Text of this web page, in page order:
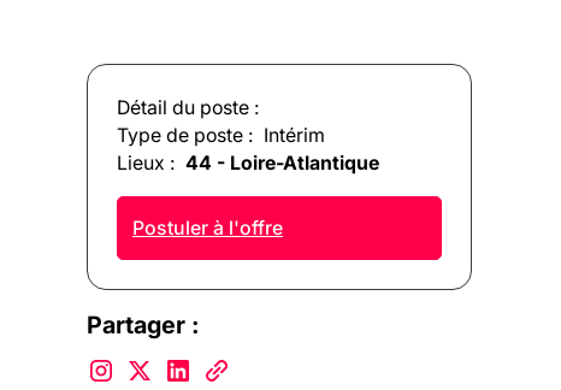
Détail du poste :
Type de poste : Intérim
Lieux : 44 - Loire-Atlantique
Postuler à l'offre
Partager :